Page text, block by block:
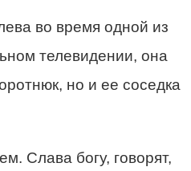
во время одной из
телевидении, она
но и ее соседка
Слава богу, говорят,